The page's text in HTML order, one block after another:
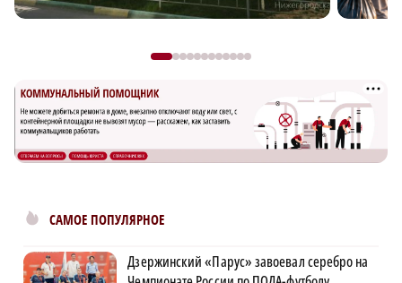
САМОЕ ПОПУЛЯРНОЕ
Дзержинский «Парус» завоевал серебро на